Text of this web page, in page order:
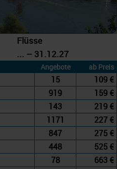
Flüsse
... – 31.12.27
Angebote ab Preis
15
109 €
919
159 €
143
219 €
1171
227 €
847
275 €
448
525 €
78
663 €